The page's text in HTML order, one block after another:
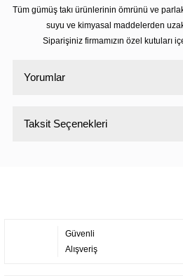
Tüm gümüş takı ürünlerinin ömrünü ve
suyu ve kimyasal maddelerden
Siparişiniz firmamızın özel kutuları
Yorumlar
Taksit Seçenekleri
Güvenli
Alışveriş